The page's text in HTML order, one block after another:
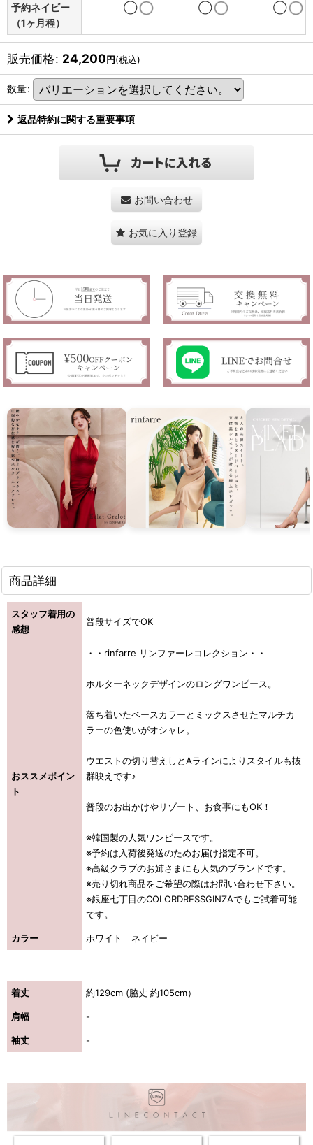
予約ネイビー
（1ヶ月程）
◯ ◯ ◯
販売価格: 24,200円(税込)
数量:
返品特約に関する重要事項
お問い合わせ
お気に入り登録
商品詳細
スタッフ着用の
感想
普段サイズでOK
おススメポイン
ト
・・rinfarre リンファーレコレクション・・
ホルターネックデザインのロングワンピース。
落ち着いたベースカラーとミックスさせたマルチカ
ラーの色使いがオシャレ。
ウエストの切り替えしとAラインによりスタイルも抜
群映えです♪
普段のお出かけやリゾート、お食事にもOK！
※韓国製の人気ワンピースです。
※予約は入荷後発送のためお届け指定不可。
※高級クラブのお姉さまにも人気のブランドです。
※売り切れ商品をご希望の際はお問い合わせ下さい。
※銀座七丁目のCOLORDRESSGINZAでもご試着可能
です。
カラー ホワイト ネイビー
着丈 約129cm (脇丈 約105cm）
肩幅 -
袖丈 -